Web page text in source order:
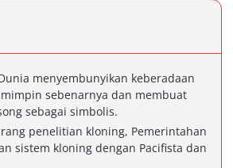
menyembunyikan keberadaan
sebenarnya dan membuat
sebagai simbolis.
penelitian kloning, Pemerintahan
sistem kloning dengan Pacifista dan